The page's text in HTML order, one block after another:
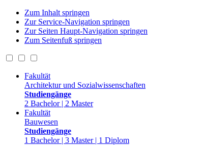
Zum Inhalt springen
Zur Service-Navigation springen
Zur Seiten Haupt-Navigation springen
Zum Seitenfuß springen
Fakultät
Architektur und Sozialwissenschaften
Studiengänge
2 Bachelor | 2 Master
Fakultät
Bauwesen
Studiengänge
1 Bachelor | 3 Master | 1 Diplom